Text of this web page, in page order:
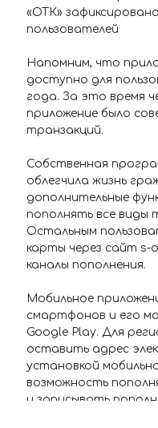
«ОТК»
пользователей
Напомним, что
доступно для
года. За это время
приложение было
транзакций.
Собственная
облегчила жизнь
дополнительные
пополнять все виды
Остальным
карты через сайт s-
каналы пополнения.
Мобильное
смартфонов и его
Google Play. Для
оставить адрес
установкой
возможность
и записывать